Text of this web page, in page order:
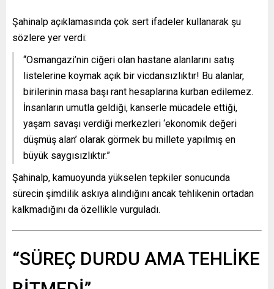
Şahinalp açıklamasında çok sert ifadeler kullanarak şu
sözlere yer verdi:
“Osmangazi’nin ciğeri olan hastane alanlarını satış
listelerine koymak açık bir vicdansızlıktır! Bu alanlar,
birilerinin masa başı rant hesaplarına kurban edilemez.
İnsanların umutla geldiği, kanserle mücadele ettiği,
yaşam savaşı verdiği merkezleri ‘ekonomik değeri
düşmüş alan’ olarak görmek bu millete yapılmış en
büyük saygısızlıktır.”
Şahinalp, kamuoyunda yükselen tepkiler sonucunda
sürecin şimdilik askıya alındığını ancak tehlikenin ortadan
kalkmadığını da özellikle vurguladı.
“SÜREÇ DURDU AMA TEHLİKE